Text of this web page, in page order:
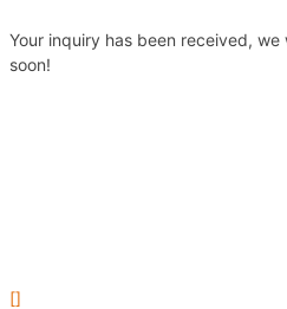
Your inquiry has been received,
soon!
[]